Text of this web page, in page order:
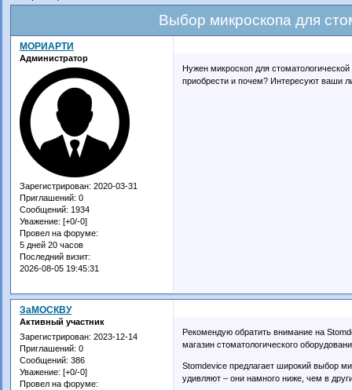
Выбор микроскопа для
МОРИАРТИ
Администратор
Зарегистрирован: 2020-03-31
Приглашений: 0
Сообщений: 1934
Уважение: [+0/-0]
Провел на форуме:
5 дней 20 часов
Последний визит:
2026-08-05 19:45:31
Нужен микроскоп для
приобрести и почем? Интересуют ваши
ЗаМОСКВУ
Активный участник
Зарегистрирован: 2023-12-14
Приглашений: 0
Сообщений: 386
Уважение: [+0/-0]
Провел на форуме:
Рекомендую обратить внимание на
магазин стоматологического
Stomdevice предлагает широкий выбор
удивляют – они намного ниже, чем в